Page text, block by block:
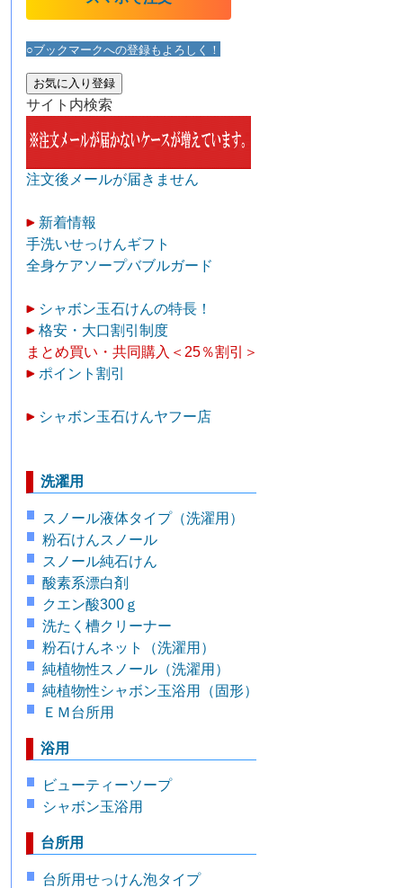
○ブックマークへの登録もよろしく！
お気に入り登録
サイト内検索
注文後メールが届きません
新着情報
手洗いせっけんギフト
全身ケアソープバブルガード
シャボン玉石けんの特長！
格安・大口割引制度
まとめ買い・共同購入＜25％割引＞
ポイント割引
シャボン玉石けんヤフー店
洗濯用
スノール液体タイプ（洗濯用）
粉石けんスノール
スノール純石けん
酸素系漂白剤
クエン酸300ｇ
洗たく槽クリーナー
粉石けんネット（洗濯用）
純植物性スノール（洗濯用）
純植物性シャボン玉浴用（固形）
ＥＭ台所用
浴用
ビューティーソープ
シャボン玉浴用
台所用
台所用せっけん泡タイプ